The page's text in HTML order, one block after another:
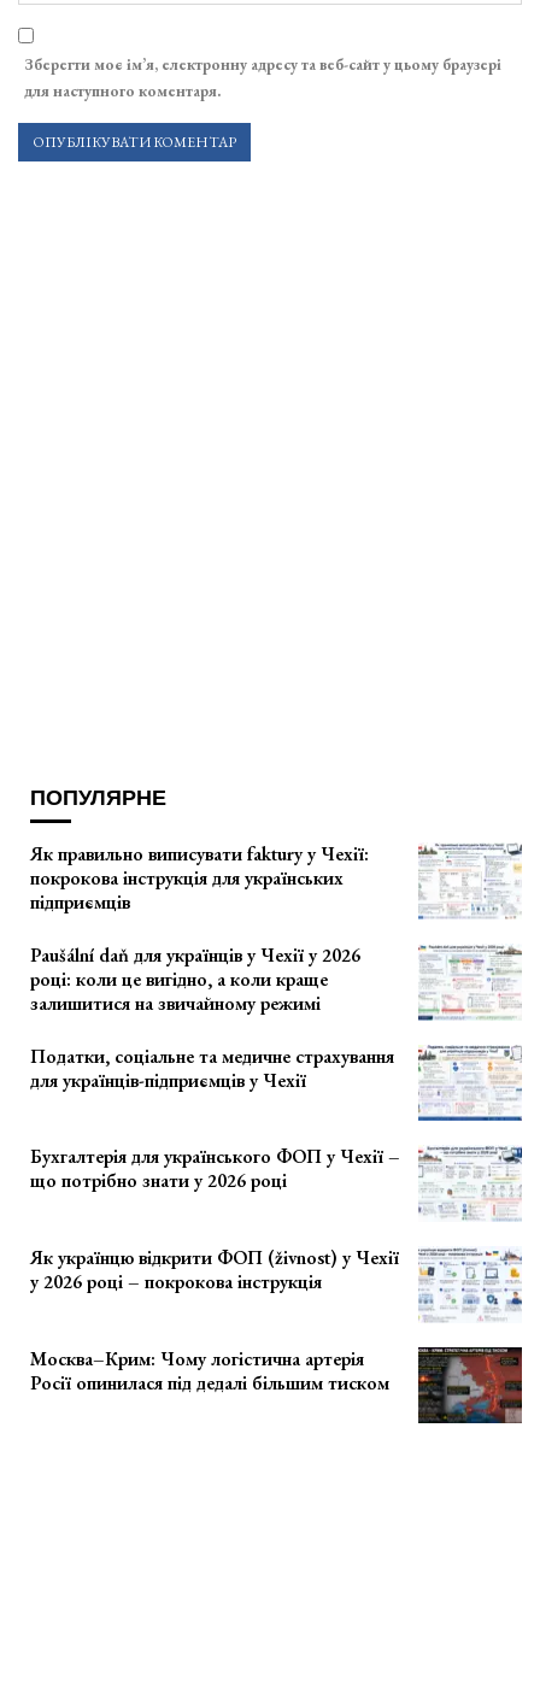
Зберегти моє ім’я, електронну адресу та веб-сайт у цьому браузері
для наступного коментаря.
ПОПУЛЯРНЕ
Як правильно виписувати faktury у Чехії:
покрокова інструкція для українських
підприємців
Paušální daň для українців у Чехії у 2026
році: коли це вигідно, а коли краще
залишитися на звичайному режимі
Податки, соціальне та медичне страхування
для українців-підприємців у Чехії
Бухгалтерія для українського ФОП у Чехії –
що потрібно знати у 2026 році
Як українцю відкрити ФОП (živnost) у Чехії
у 2026 році – покрокова інструкція
Москва–Крим: Чому логістична артерія
Росії опинилася під дедалі більшим тиском